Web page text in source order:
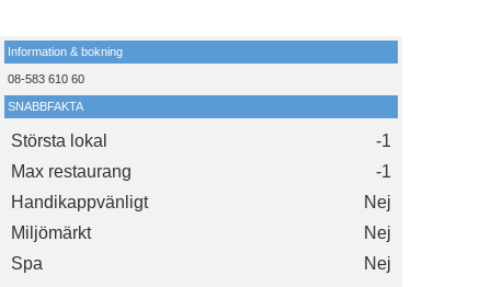
Information & bokning
08-583 610 60
SNABBFAKTA
Största lokal
-1
Max restaurang
-1
Handikappvänligt
Nej
Miljömärkt
Nej
Spa
Nej